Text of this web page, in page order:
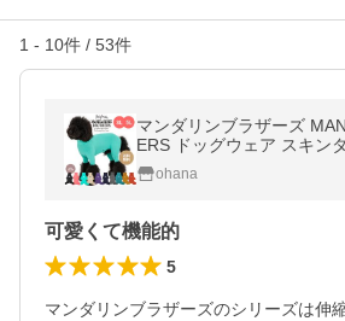
1 - 10件 / 53件
マンダリンブラザーズ
ERS ドッグウェア スキン
インナー 部屋着 被毛 犬の
3l 4l 5l
ohana
可愛くて機能的
5
マンダリンブラザーズのシリーズは伸